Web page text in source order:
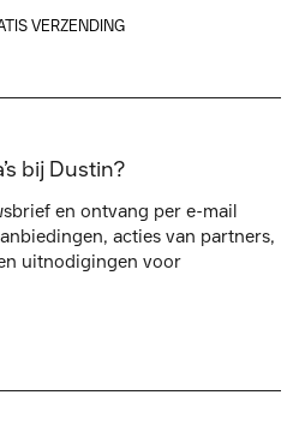
VERZENDING
bij Dustin?
en ontvang per e-mail
acties van partners,
uitnodigingen voor